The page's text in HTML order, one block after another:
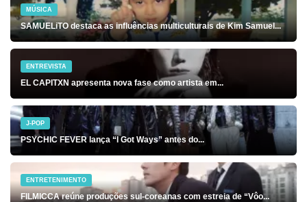
MÚSICA
SAMUELiTO destaca as influências multiculturais de Kim Samuel...
ENTREVISTA
EL CAPITXN apresenta nova fase como artista em...
J-POP
PSYCHIC FEVER lança “I Got Ways” antes do...
ENTRETENIMENTO
FILMICCA reúne produções sul-coreanas com estreia de “Vôo...